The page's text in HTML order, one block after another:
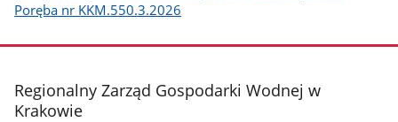
Poręba nr KKM.550.3.2026
stopka
Regionalny Zarząd Gospodarki Wodnej w
Krakowie